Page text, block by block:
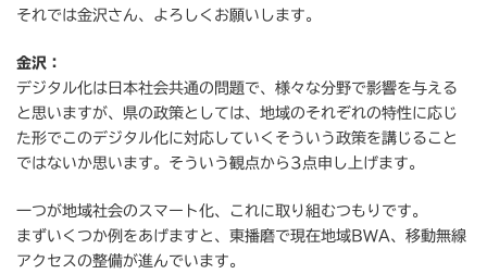
それでは金沢さん、よろしくお願いします。
金沢：
デジタル化は日本社会共通の問題で、様々な分野で影響を与える
と思いますが、県の政策としては、地域のそれぞれの特性に応じ
た形でこのデジタル化に対応していくそういう政策を講じること
ではないか思います。そういう観点から3点申し上げます。
一つが地域社会のスマート化、これに取り組むつもりです。
まずいくつか例をあげますと、東播磨で現在地域BWA、移動無線
アクセスの整備が進んでいます。